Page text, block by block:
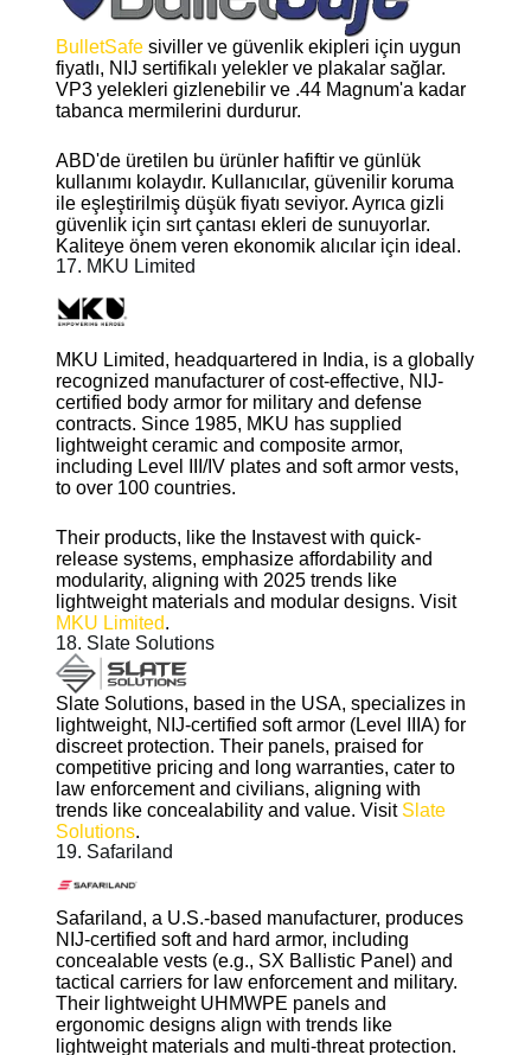
BulletSafe siviller ve güvenlik ekipleri için uygun
fiyatlı, NIJ sertifikalı yelekler ve plakalar sağlar.
VP3 yelekleri gizlenebilir ve .44 Magnum'a kadar
tabanca mermilerini durdurur.
ABD'de üretilen bu ürünler hafiftir ve günlük
kullanımı kolaydır. Kullanıcılar, güvenilir koruma
ile eşleştirilmiş düşük fiyatı seviyor. Ayrıca gizli
güvenlik için sırt çantası ekleri de sunuyorlar.
Kaliteye önem veren ekonomik alıcılar için ideal.
17. MKU Limited
MKU Limited, headquartered in India, is a globally
recognized manufacturer of cost-effective, NIJ-
certified body armor for military and defense
contracts. Since 1985, MKU has supplied
lightweight ceramic and composite armor,
including Level III/IV plates and soft armor vests,
to over 100 countries.
Their products, like the Instavest with quick-
release systems, emphasize affordability and
modularity, aligning with 2025 trends like
lightweight materials and modular designs. Visit
MKU Limited.
18. Slate Solutions
Slate Solutions, based in the USA, specializes in
lightweight, NIJ-certified soft armor (Level IIIA) for
discreet protection. Their panels, praised for
competitive pricing and long warranties, cater to
law enforcement and civilians, aligning with
trends like concealability and value. Visit Slate
Solutions.
19. Safariland
Safariland, a U.S.-based manufacturer, produces
NIJ-certified soft and hard armor, including
concealable vests (e.g., SX Ballistic Panel) and
tactical carriers for law enforcement and military.
Their lightweight UHMWPE panels and
ergonomic designs align with trends like
lightweight materials and multi-threat protection.